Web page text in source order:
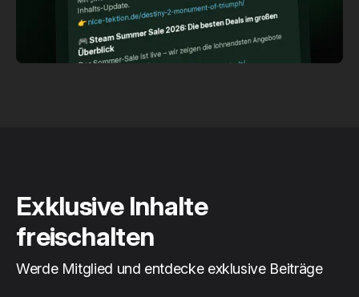
Exklusive Inhalte
freischalten
Werde Mitglied und entdecke exklusive Beiträge